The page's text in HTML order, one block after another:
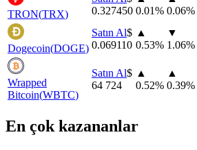
TRON(TRX)
0.327450 0.01% 0.06%
Dogecoin(DOGE)
Satın Al⁦$⁩
0.069110
▲
0.53%
▼
1.06%
Wrapped
Bitcoin(WBTC)
Satın Al⁦$⁩
64 724
▲
0.52%
▲
0.39%
En çok kazananlar